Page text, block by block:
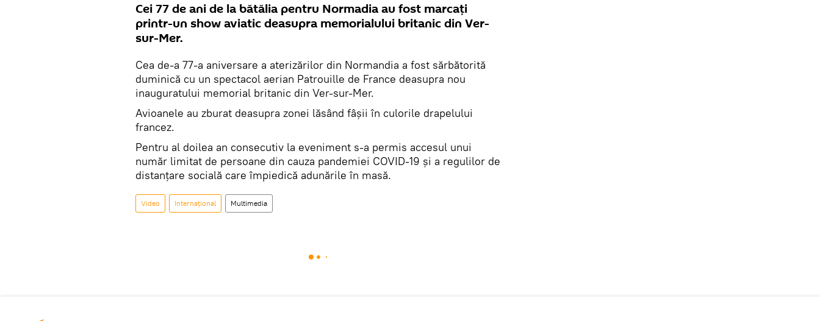
Cei 77 de ani de la bătălia pentru Normadia au fost marcați
printr-un show aviatic deasupra memorialului britanic din Ver-
sur-Mer.
Cea de-a 77-a aniversare a aterizărilor din Normandia a fost sărbătorită
duminică cu un spectacol aerian Patrouille de France deasupra nou
inauguratului memorial britanic din Ver-sur-Mer.
Avioanele au zburat deasupra zonei lăsând fâșii în culorile drapelului
francez.
Pentru al doilea an consecutiv la eveniment s-a permis accesul unui
număr limitat de persoane din cauza pandemiei COVID-19 și a regulilor de
distanțare socială care împiedică adunările în masă.
Video Internaţional Multimedia